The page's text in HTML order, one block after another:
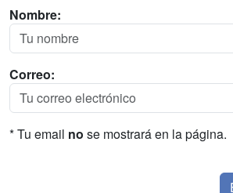
Nombre:
Correo:
* Tu email no se mostrará en la página.